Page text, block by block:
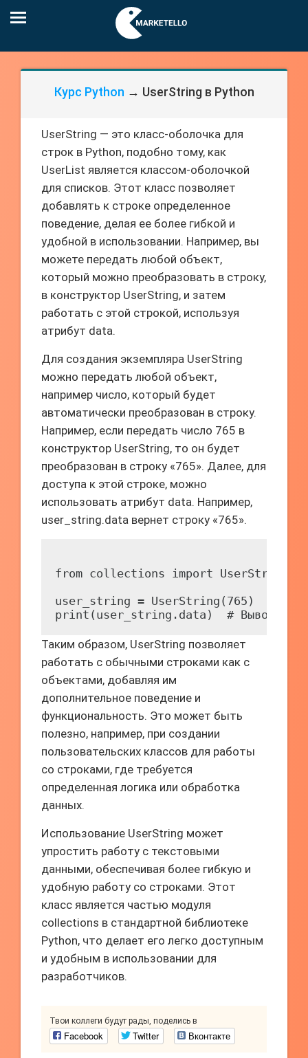
Курс Python → UserString в Python
UserString — это класс-оболочка для
строк в Python, подобно тому, как
UserList является классом-оболочкой
для списков. Этот класс позволяет
добавлять к строке определенное
поведение, делая ее более гибкой и
удобной в использовании. Например, вы
можете передать любой объект,
который можно преобразовать в строку,
в конструктор UserString, и затем
работать с этой строкой, используя
атрибут data.
Для создания экземпляра UserString
можно передать любой объект,
например число, который будет
автоматически преобразован в строку.
Например, если передать число 765 в
конструктор UserString, то он будет
преобразован в строку «765». Далее, для
доступа к этой строке, можно
использовать атрибут data. Например,
user_string.data вернет строку «765».
from collections import UserString
user_string = UserString(765)
Таким образом, UserString позволяет
работать с обычными строками как с
объектами, добавляя им
дополнительное поведение и
функциональность. Это может быть
полезно, например, при создании
пользовательских классов для работы
со строками, где требуется
определенная логика или обработка
данных.
Использование UserString может
упростить работу с текстовыми
данными, обеспечивая более гибкую и
удобную работу со строками. Этот
класс является частью модуля
collections в стандартной библиотеке
Python, что делает его легко доступным
и удобным в использовании для
разработчиков.
Твои коллеги будут рады, поделись в
Facebook Twitter Вконтакте